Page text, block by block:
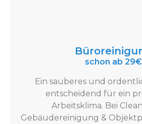
schon ab 29€
Ein sauberes und
entscheidend für ein
Arbeitsklima. Bei
Gebäudereinigung &